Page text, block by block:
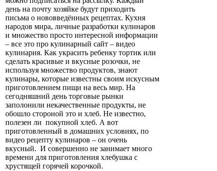
день на почту хозяйке будут приходить
письма о нововведённых рецептах. Кухня
народов мира, личные разработки кулинаров
и множество просто интересной информации
– все это про кулинарный сайт – видео
кулинария. Как украсить ребенку тортик или
сделать красивые и вкусные розочки, не
используя множество продуктов, знают
кулинары, которые известны своим искусным
приготовлением пищи на весь мир. На
сегодняшний день торговые рынки
заполонили некачественные продукты, не
обошло стороной это и хлеб. Не известно,
полезен ли покупной хлеб. А вот
приготовленный в домашних условиях, по
видео рецепту кулинаров – он очень
вкусный. И совершенно не занимает много
времени для приготовления хлебушка с
хрустящей горячей корочкой.